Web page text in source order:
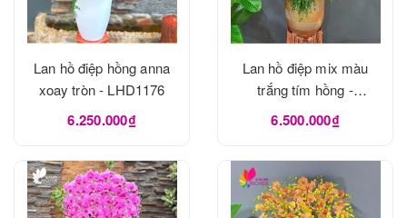
Lan hồ điệp hồng anna
xoay tròn - LHD1176
6.250.000₫
Lan hồ điệp mix màu
trắng tím hồng -
LHD1175
6.500.000₫